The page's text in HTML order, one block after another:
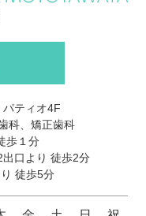
ティオ4F
科、矯正歯科
歩 １分
出口より 徒歩2分
り 徒歩5分